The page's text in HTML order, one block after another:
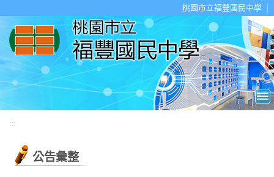
桃園市立福豐國民中學
:::
公告彙整